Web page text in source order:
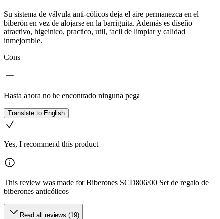
Su sistema de válvula anti-cólicos deja el aire permanezca en el
biberón en vez de alojarse en la barriguita. Además es diseño
atractivo, higeinico, practico, util, facil de limpiar y calidad
inmejorable.
Cons
Hasta ahora no he encontrado ninguna pega
Translate to English
Yes, I recommend this product
This review was made for Biberones SCD806/00 Set de regalo de
biberones anticólicos
Read all reviews (19)